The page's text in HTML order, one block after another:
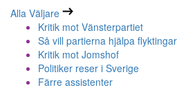
Alla Väljare
Kritik mot Vänsterpartiet
Så vill partierna hjälpa flyktingar
Kritik mot Jomshof
Politiker reser i Sverige
Färre assistenter